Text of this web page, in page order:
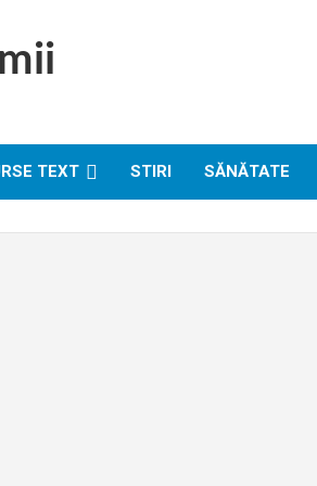
TEXT STIRI SĂNĂTATE